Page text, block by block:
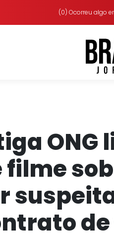
(0) Ocorreu algo
ONG